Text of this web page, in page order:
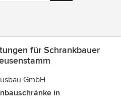
für Schrankbauer
GmbH
in